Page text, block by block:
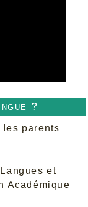
?
parents
et
Académique